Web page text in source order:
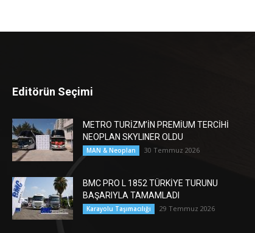
Editörün Seçimi
METRO TURİZM’İN PREMİUM TERCİHİ
NEOPLAN SKYLINER OLDU
MAN & Neoplan 30 Temmuz 2026
BMC PRO L 1852 TÜRKİYE TURUNU
BAŞARIYLA TAMAMLADI
Karayolu Taşımacılığı 29 Temmuz 2026